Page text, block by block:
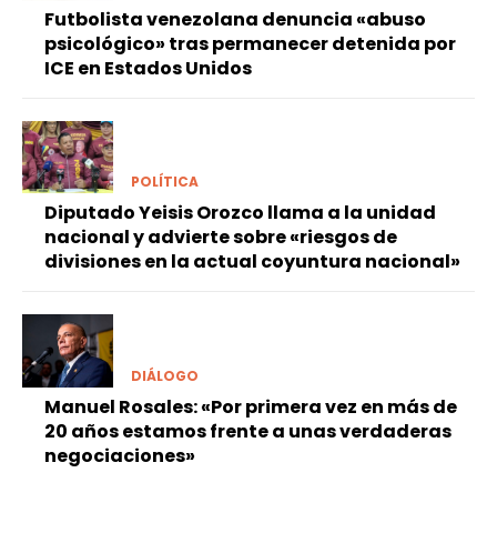
Futbolista venezolana denuncia «abuso
psicológico» tras permanecer detenida por
ICE en Estados Unidos
POLÍTICA
Diputado Yeisis Orozco llama a la unidad
nacional y advierte sobre «riesgos de
divisiones en la actual coyuntura nacional»
DIÁLOGO
Manuel Rosales: «Por primera vez en más de
20 años estamos frente a unas verdaderas
negociaciones»